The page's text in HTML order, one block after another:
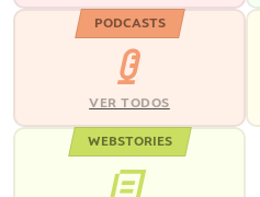
PODCASTS
VER TODOS
WEBSTORIES